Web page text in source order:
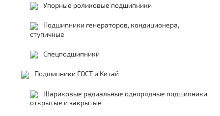
Упорные роликовые подшипники
Подшипники генераторов, кондиционера,
ступичные
Спецподшипники
Подшипники ГОСТ и Китай
Шариковые радиальные однорядные подшипники
открытые и закрытые